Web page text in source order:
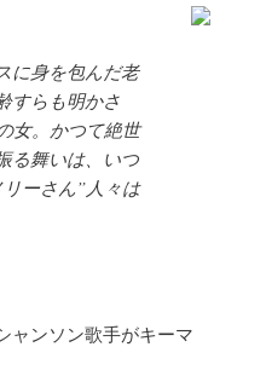
に身を包んだ老
すらも明かさ
女。かつて絶世
る舞いは、いつ
ーさん”人々は
ャンソン歌手がキーマ